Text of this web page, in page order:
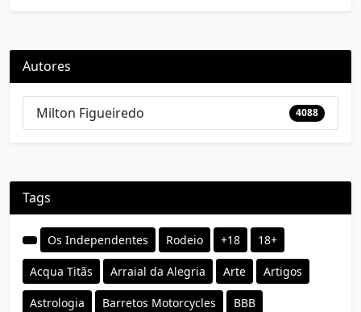
Autores
Milton Figueiredo 4088
Tags
Os Independentes Rodeio +18 18+
Acqua Titãs Arraial da Alegria Arte Artigos
Astrologia Barretos Motorcycles BBB